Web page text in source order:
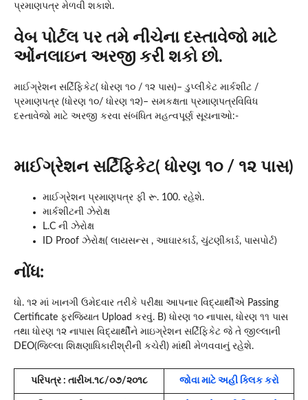
પ્રમાણપત્ર મેળવી શકાશે.
વેબ પોર્ટલ પર તમે નીચેના દસ્તાવેજો માટે
ઓંનલાઇન અરજી કરી શકો છો.
માઈગ્રેશન સર્ટિફિકેટ( ધોરણ ૧૦ / ૧૨ પાસ)– ડુપ્લીકેટ માર્કશીટ /
પ્રમાણપત્ર (ધોરણ ૧૦/ ધોરણ ૧૨)– સમકક્ષતા પ્રમાણપત્રવિવિધ
દસ્તાવેજો માટે અરજી કરવા સંબંધિત મહત્વપૂર્ણ સૂચનાઓ:-
માઈગ્રેશન સર્ટિફિકેટ( ધોરણ ૧૦ / ૧૨ પાસ)
માઈગ્રેશન પ્રમાણપત્ર ફી રૂ. 100. રહેશે.
માર્કશીટની ઝેરોક્ષ
L.C ની ઝેરોક્ષ
ID Proof ઝેરોક્ષ( લાયસન્સ , આઘારકાર્ડ, ચુંટણીકાર્ડ, પાસપોર્ટ)
નોંધ:
ધો. ૧૨ માં ખાનગી ઉમેદવાર તરીકે પરીક્ષા આપનાર વિદ્યાર્થીએ Passing
Certificate ફરજિયાત Upload કરવું. B) ધોરણ ૧૦ નાપાસ, ધોરણ ૧૧ પાસ
તથા ધોરણ ૧૨ નાપાસ વિદ્યાર્થીને માઇગ્રેશન સર્ટિફિકેટ જે તે જીલ્લાની
DEO(જિલ્લા શિક્ષણાધિકારીશ્રીની કચેરી) માંથી મેળવવાનું રહેશે.
પરિપત્ર : તારીખ.૧૮/૦૭/૨૦૧૮ જોવા માટે અહી ક્લિક કરો